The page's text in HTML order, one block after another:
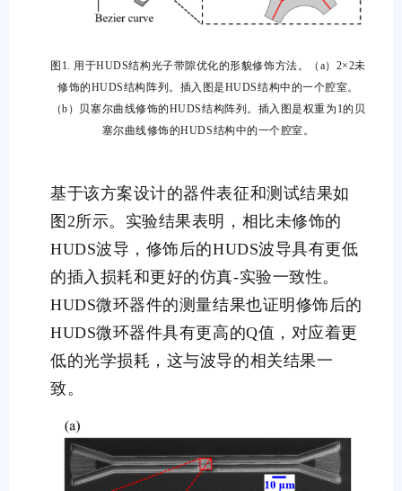
图1. 用于HUDS结构光子带隙优化的形貌修饰方法。（a）2×2未
修饰的HUDS结构阵列。插入图是HUDS结构中的一个腔室。
（b）贝塞尔曲线修饰的HUDS结构阵列。插入图是权重为1的贝
塞尔曲线修饰的HUDS结构中的一个腔室。
基于该方案设计的器件表征和测试结果如
图2所示。实验结果表明，相比未修饰的
HUDS波导，修饰后的HUDS波导具有更低
的插入损耗和更好的仿真-实验一致性。
HUDS微环器件的测量结果也证明修饰后的
HUDS微环器件具有更高的Q值，对应着更
低的光学损耗，这与波导的相关结果一
致。